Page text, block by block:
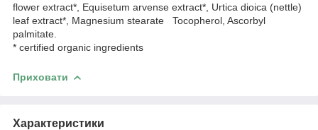
flower extract*, Equisetum arvense extract*, Urtica dioica (nettle)
leaf extract*, Magnesium stearate Tocopherol, Ascorbyl
palmitate.
* certified organic ingredients
Приховати
Характеристики